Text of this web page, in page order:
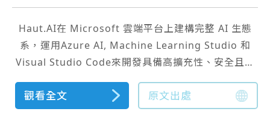
Haut.AI在 Microsoft 雲端平台上建構完整 AI 生態
系，運用Azure AI, Machine Learning Studio 和
Visual Studio Code來開發具備高擴充性、安全且創
新的肌膚科技解決方案。
觀看全文 原文出處